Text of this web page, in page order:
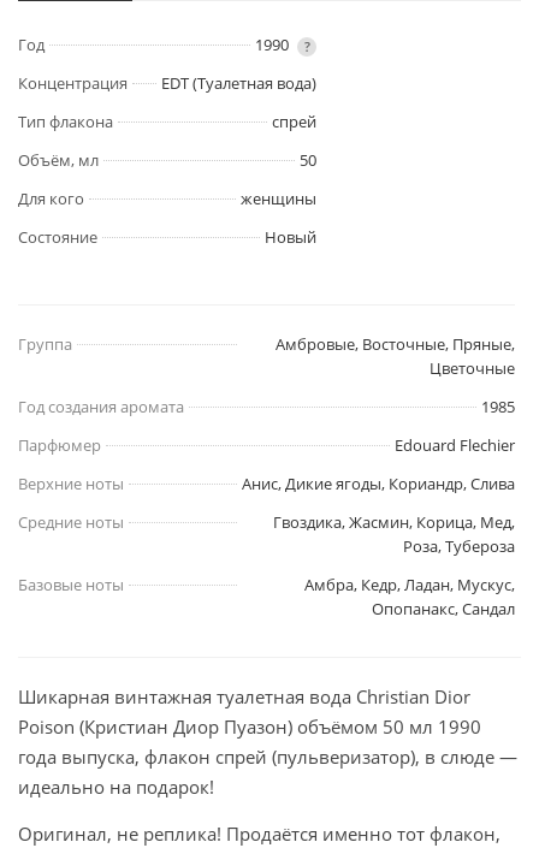
Год 1990 ?
Концентрация
EDT (Туалетная вода)
Тип флакона
спрей
Объём, мл
50
Для кого
женщины
Состояние
Новый
Группа
Амбровые, Восточные, Пряные,
Цветочные
Год создания аромата
1985
Парфюмер
Edouard Flechier
Верхние ноты
Анис, Дикие ягоды, Кориандр, Слива
Средние ноты
Гвоздика, Жасмин, Корица, Мед,
Роза, Тубероза
Базовые ноты
Амбра, Кедр, Ладан, Мускус,
Опопанакс, Сандал
Шикарная винтажная туалетная вода Christian Dior
Poison (Кристиан Диор Пуазон) объёмом 50 мл 1990
года выпуска, флакон спрей (пульверизатор), в слюде —
идеально на подарок!
Оригинал, не реплика! Продаётся именно тот флакон,